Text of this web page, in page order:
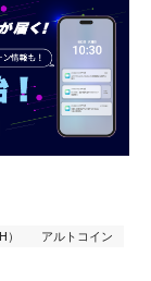
アルトコイン